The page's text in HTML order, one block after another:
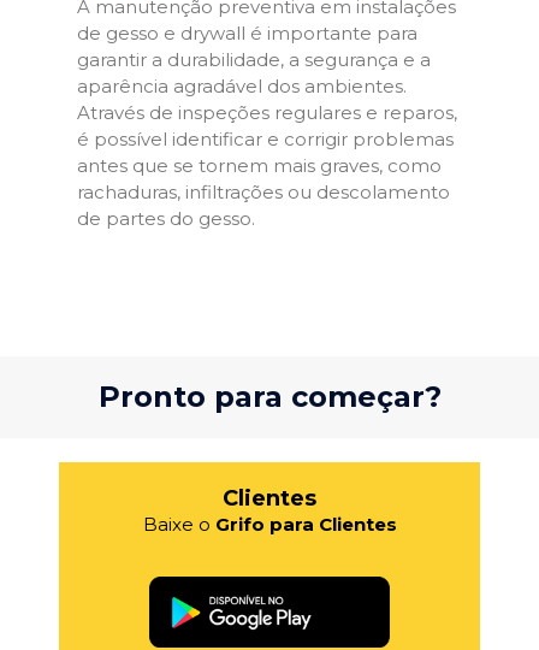
A manutenção preventiva em instalações
de gesso e drywall é importante para
garantir a durabilidade, a segurança e a
aparência agradável dos ambientes.
Através de inspeções regulares e reparos,
é possível identificar e corrigir problemas
antes que se tornem mais graves, como
rachaduras, infiltrações ou descolamento
de partes do gesso.
Pronto para começar?
Clientes
Baixe o Grifo para Clientes